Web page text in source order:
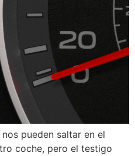
pueden saltar en el
coche, pero el testigo